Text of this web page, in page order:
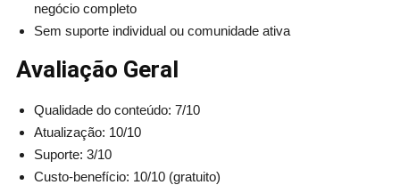
negócio completo
Sem suporte individual ou comunidade ativa
Avaliação Geral
Qualidade do conteúdo: 7/10
Atualização: 10/10
Suporte: 3/10
Custo-benefício: 10/10 (gratuito)